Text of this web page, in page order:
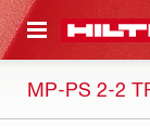
MP-PS 2-2